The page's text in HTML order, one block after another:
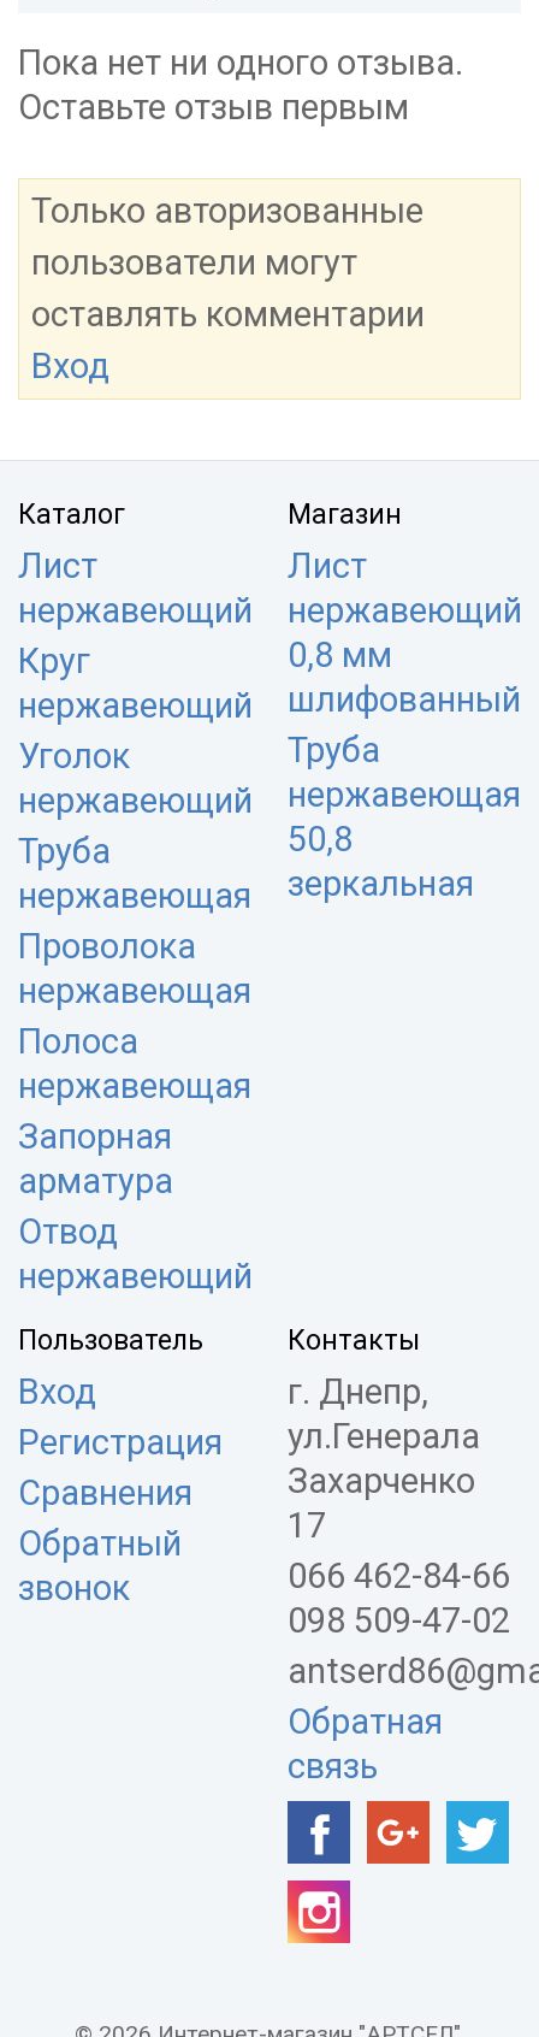
Пока нет ни одного отзыва.
Оставьте отзыв первым
Только авторизованные
пользователи могут
оставлять комментарии
Вход
Каталог
Лист
нержавеющий
Круг
нержавеющий
Уголок
нержавеющий
Труба
нержавеющая
Проволока
нержавеющая
Полоса
нержавеющая
Запорная
арматура
Отвод
нержавеющий
Магазин
Лист
нержавеющий
0,8 мм
шлифованный
Труба
нержавеющая
50,8
зеркальная
Пользователь
Вход
Регистрация
Сравнения
Обратный
звонок
Контакты
г. Днепр,
ул.Генерала
Захарченко
17
066 462-84-66
098 509-47-02
Обратная
связь